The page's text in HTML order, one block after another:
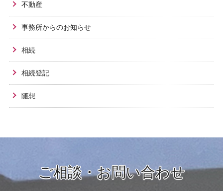
不動産
事務所からのお知らせ
相続
相続登記
随想
ご相談・お問い合わせ